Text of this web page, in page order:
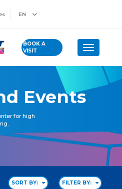
EN
BOOK A
VISIT
Toggle
Events
for high
SORT BY: FILTER BY: